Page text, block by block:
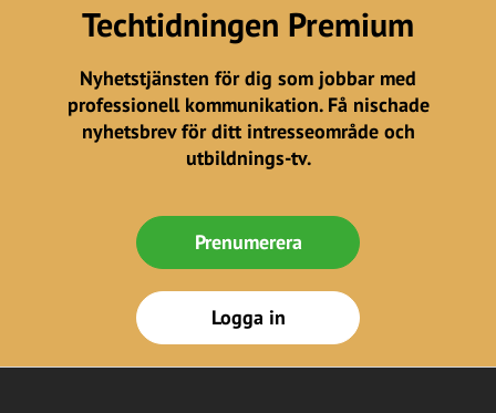
Techtidningen Premium
Nyhetstjänsten för dig som jobbar med
professionell kommunikation. Få nischade
nyhetsbrev för ditt intresseområde och
utbildnings-tv.
Prenumerera
Logga in